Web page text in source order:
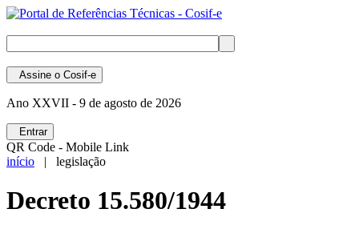
Assine o Cosif-e
Ano XXVII - 9 de agosto de 2026
Entrar
QR Code - Mobile Link
início | legislação
Decreto 15.580/1944